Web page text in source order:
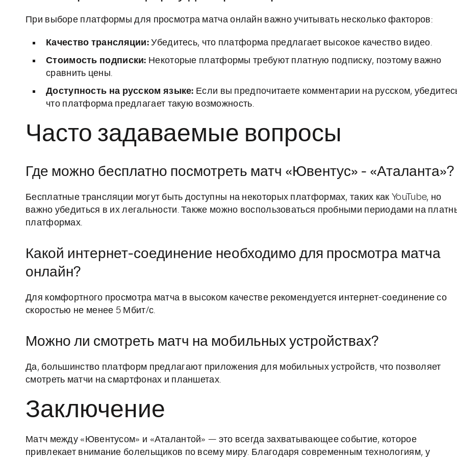
При выборе платформы для просмотра матча онлайн важно учитывать несколько факторов:
Качество трансляции: Убедитесь, что платформа предлагает высокое качество видео.
Стоимость подписки: Некоторые платформы требуют платную подписку, поэтому важно
сравнить цены.
Доступность на русском языке: Если вы предпочитаете комментарии на русском,
что платформа предлагает такую возможность.
Часто задаваемые вопросы
Где можно бесплатно посмотреть матч «Ювентус» - «Аталанта»?
Бесплатные трансляции могут быть доступны на некоторых платформах, таких как YouTube, но
важно убедиться в их легальности. Также можно воспользоваться пробными периодами на
платформах.
Какой интернет-соединение необходимо для просмотра матча
онлайн?
Для комфортного просмотра матча в высоком качестве рекомендуется интернет-соединение со
скоростью не менее 5 Мбит/с.
Можно ли смотреть матч на мобильных устройствах?
Да, большинство платформ предлагают приложения для мобильных устройств, что позволяет
смотреть матчи на смартфонах и планшетах.
Заключение
Матч между «Ювентусом» и «Аталантой» — это всегда захватывающее событие, которое
привлекает внимание болельщиков по всему миру. Благодаря современным технологиям, у